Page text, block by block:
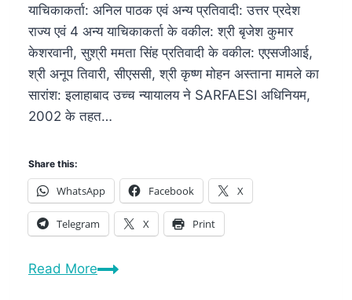
याचिकाकर्ता: अनिल पाठक एवं अन्य प्रतिवादी: उत्तर प्रदेश
राज्य एवं 4 अन्य याचिकाकर्ता के वकील: श्री बृजेश कुमार
केशरवानी, सुश्री ममता सिंह प्रतिवादी के वकील: एएसजीआई,
श्री अनूप तिवारी, सीएससी, श्री कृष्ण मोहन अस्ताना मामले का
सारांश: इलाहाबाद उच्च न्यायालय ने SARFAESI अधिनियम,
2002 के तहत…
Share this:
WhatsApp Facebook X
Telegram X Print
Read More